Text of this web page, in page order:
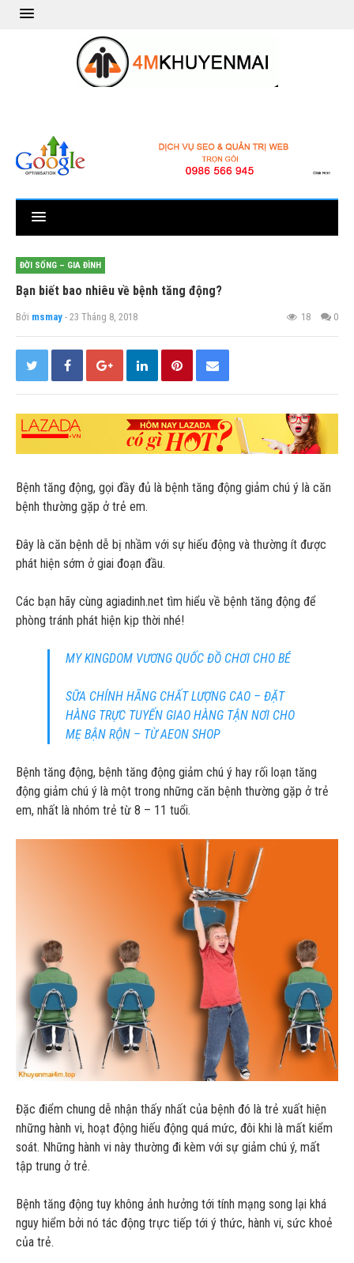
ĐỜI SỐNG – GIA ĐÌNH
Bạn biết bao nhiêu về bệnh tăng động?
Bởi msmay - 23 Tháng 8, 2018 18 0
Bệnh tăng động, gọi đầy đủ là bệnh tăng động giảm chú ý là căn
bệnh thường gặp ở trẻ em.
Đây là căn bệnh dễ bị nhầm với sự hiếu động và thường ít được
phát hiện sớm ở giai đoạn đầu.
Các bạn hãy cùng agiadinh.net tìm hiểu về bệnh tăng động để
phòng tránh phát hiện kịp thời nhé!
MY KINGDOM VƯƠNG QUỐC ĐỒ CHƠI CHO BÉ
SỮA CHÍNH HÃNG CHẤT LƯỢNG CAO – ĐẶT
HÀNG TRỰC TUYẾN GIAO HÀNG TẬN NƠI CHO
MẸ BẬN RỘN – TỪ AEON SHOP
Bệnh tăng động, bệnh tăng động giảm chú ý hay rối loạn tăng
động giảm chú ý là một trong những căn bệnh thường gặp ở trẻ
em, nhất là nhóm trẻ từ 8 – 11 tuổi.
Đặc điểm chung dễ nhận thấy nhất của bệnh đó là trẻ xuất hiện
những hành vi, hoạt động hiếu động quá mức, đôi khi là mất kiểm
soát. Những hành vi này thường đi kèm với sự giảm chú ý, mất
tập trung ở trẻ.
Bệnh tăng động tuy không ảnh hưởng tới tính mạng song lại khá
nguy hiểm bởi nó tác động trực tiếp tới ý thức, hành vi, sức khoẻ
của trẻ.